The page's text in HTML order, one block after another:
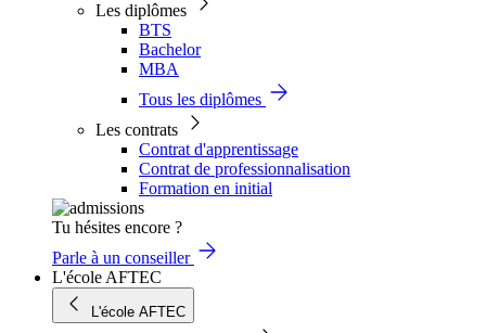
Les diplômes
BTS
Bachelor
MBA
Tous les diplômes
Les contrats
Contrat d'apprentissage
Contrat de professionnalisation
Formation en initial
Tu hésites encore ?
Parle à un conseiller
L'école AFTEC
L'école AFTEC